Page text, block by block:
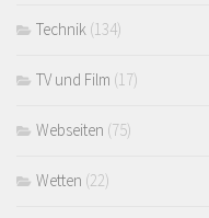
Technik (134)
TV und Film (17)
Webseiten (75)
Wetten (22)